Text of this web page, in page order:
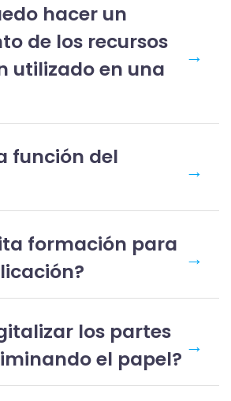
hacer un
de los recursos
utilizado en una
→
función del
→
formación para
→
los partes
el papel?
→